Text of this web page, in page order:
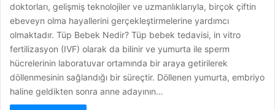
doktorları, gelişmiş teknolojiler ve uzmanlıklarıyla, birçok çiftin
ebeveyn olma hayallerini gerçekleştirmelerine yardımcı
olmaktadır. Tüp Bebek Nedir? Tüp bebek tedavisi, in vitro
fertilizasyon (IVF) olarak da bilinir ve yumurta ile sperm
hücrelerinin laboratuvar ortamında bir araya getirilerek
döllenmesinin sağlandığı bir süreçtir. Döllenen yumurta, embriyo
haline geldikten sonra anne adayının…